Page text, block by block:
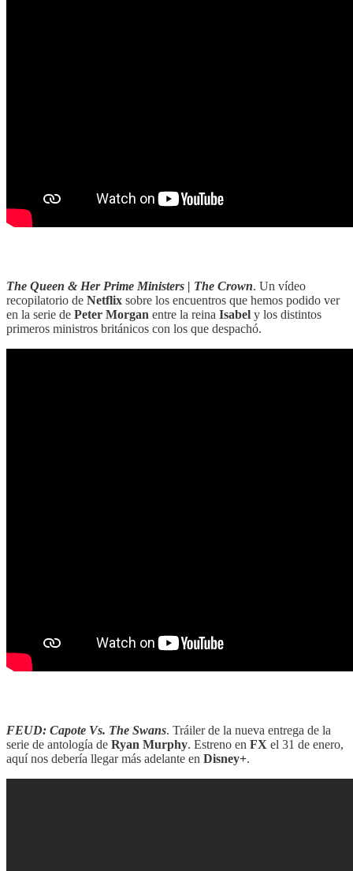
The Queen & Her Prime Ministers | The Crown. Un vídeo
recopilatorio de Netflix sobre los encuentros que hemos podido ver
en la serie de Peter Morgan entre la reina Isabel y los distintos
primeros ministros británicos con los que despachó.
FEUD: Capote Vs. The Swans. Tráiler de la nueva entrega de la
serie de antología de Ryan Murphy. Estreno en FX el 31 de enero,
aquí nos debería llegar más adelante en Disney+.